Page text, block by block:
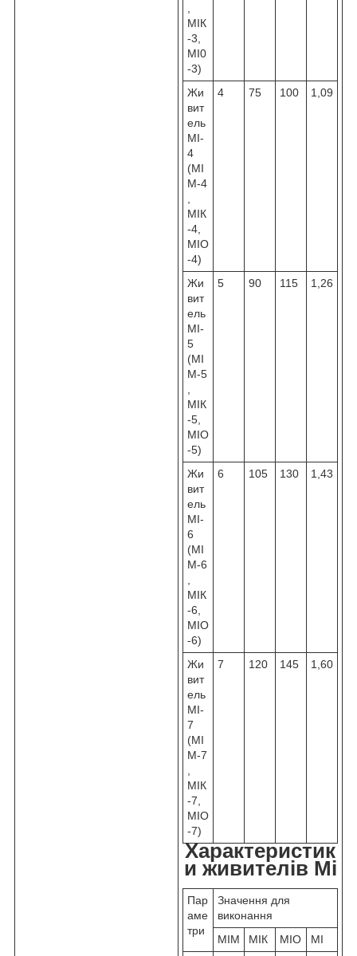
,
МІК
-3,
МІ0
-3)
Жи
вит
ель
МІ-
4
(МІ
М-4
,
МІК
-4,
МІО
-4)
4 75 100 1,09
Жи
вит
ель
МІ-
5
(МІ
М-5
,
МІК
-5,
МІО
-5)
5 90 115 1,26
Жи
вит
ель
МІ-
6
(МІ
М-6
,
МІК
-6,
МІО
-6)
6 105 130 1,43
Жи
вит
ель
МІ-
7
(МІ
М-7
,
МІК
-7,
МІО
-7)
7 120 145 1,60
Характеристик
и живителів Mi
Пар
аме
три
Значення для
виконання
МІМ
МІК МІО
МІ